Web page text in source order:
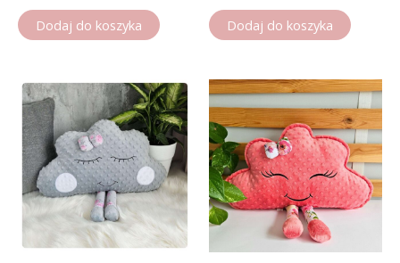
na
5
Dodaj do koszyka
na
5
Dodaj do koszyka